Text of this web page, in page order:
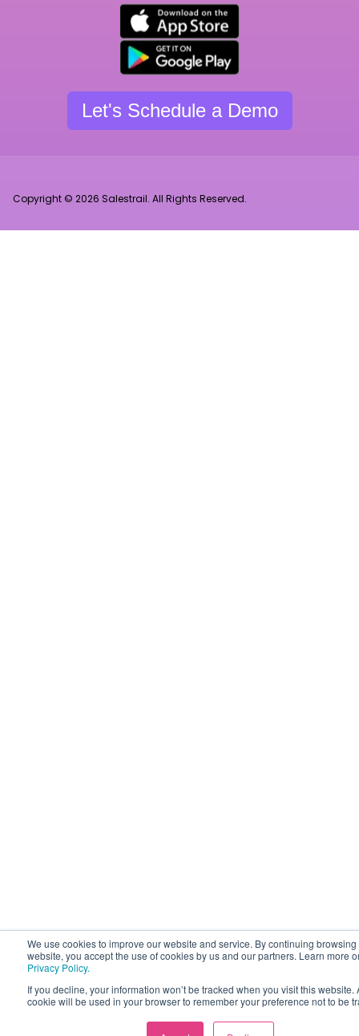
We use cookies to improve our website and service. By continuing browsing
website, you accept the use of cookies by us and our partners. Learn more
Privacy Policy.
If you decline, your information won’t be tracked when you visit this website.
cookie will be used in your browser to remember your preference not to be
Let's Schedule a Demo
Copyright © 2026 Salestrail. All Rights Reserved.